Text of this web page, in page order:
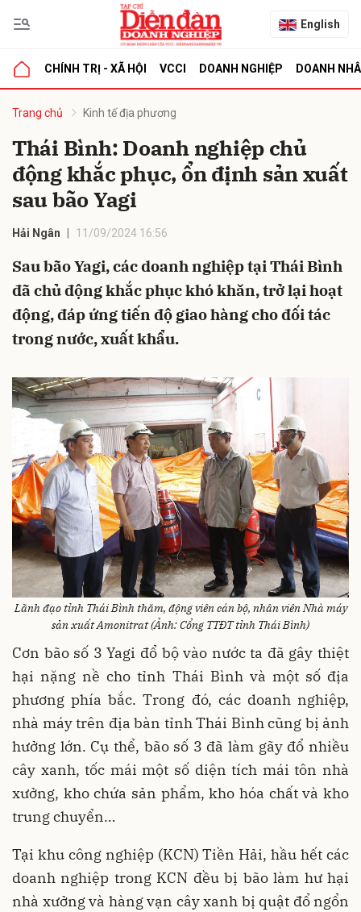
English
CHÍNH TRỊ - XÃ HỘI VCCI DOANH NGHIỆP DOANH
Trang chủ Kinh tế địa phương
Thái Bình: Doanh nghiệp chủ
động khắc phục, ổn định sản xuất
sau bão Yagi
Hải Ngân 11/09/2024 16:56
Sau bão Yagi, các doanh nghiệp tại Thái Bình
đã chủ động khắc phục khó khăn, trở lại hoạt
động, đáp ứng tiến độ giao hàng cho đối tác
trong nước, xuất khẩu.
Lãnh đạo tỉnh Thái Bình thăm, động viên cán bộ, nhân viên Nhà máy
sản xuất Amonitrat (Ảnh: Cổng TTĐT tỉnh Thái Bình)
Cơn bão số 3 Yagi đổ bộ vào nước ta đã gây thiệt
hại nặng nề cho tỉnh Thái Bình và một số địa
phương phía bắc. Trong đó, các doanh nghiệp,
nhà máy trên địa bàn tỉnh Thái Bình cũng bị ảnh
hưởng lớn. Cụ thể, bão số 3 đã làm gãy đổ nhiều
cây xanh, tốc mái một số diện tích mái tôn nhà
xưởng, kho chứa sản phẩm, kho hóa chất và kho
trung chuyển…
Tại khu công nghiệp (KCN) Tiền Hải, hầu hết các
doanh nghiệp trong KCN đều bị bão làm hư hại
nhà xưởng và hàng vạn cây xanh bị quật đổ ngổn
luận
Hủy